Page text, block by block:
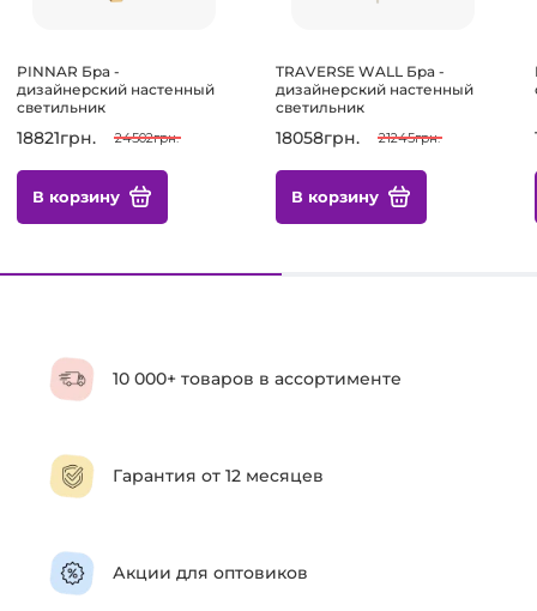
PINNAR Бра -
дизайнерский настенный
светильник
18821грн. 24502грн.
В корзину
TRAVERSE WALL Бра -
дизайнерский настенный
светильник
18058грн. 21245грн.
В корзину
10 000+ товаров в ассортименте
Гарантия от 12 месяцев
Акции для оптовиков